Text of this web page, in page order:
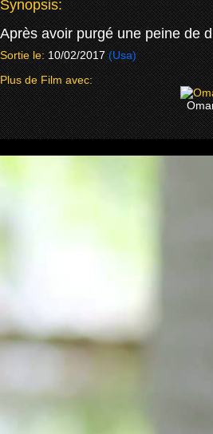
Synopsis:
Après avoir purgé une peine de
Sortie le: 10/02/2017 (Usa)
Plus de Film avec: